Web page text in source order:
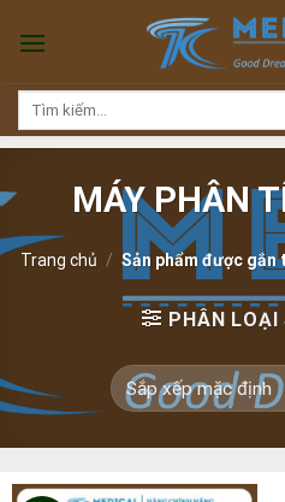
Tìm
MÁY PHÂN
Trang chủ / Sản phẩm được gắn
PHÂN LOẠI